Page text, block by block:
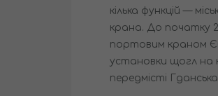
кілька функцій —
крана. До початку
портовим краном
установки щогл на
передмісті